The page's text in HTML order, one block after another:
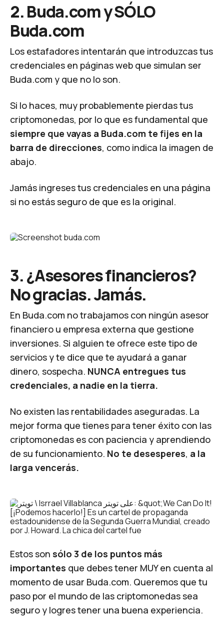
2. Buda.com y SÓLO
Buda.com
Los estafadores intentarán que introduzcas tus
credenciales en páginas web que simulan ser
Buda.com y que no lo son.
Si lo haces, muy probablemente pierdas tus
criptomonedas, por lo que es fundamental que
siempre que vayas a Buda.com te fijes en la
barra de direcciones, como indica la imagen de
abajo.
Jamás ingreses tus credenciales en una página
si no estás seguro de que es la original.
3. ¿Asesores financieros?
No gracias. Jamás.
En Buda.com no trabajamos con ningún asesor
financiero u empresa externa que gestione
inversiones. Si alguien te ofrece este tipo de
servicios y te dice que te ayudará a ganar
dinero, sospecha. NUNCA entregues tus
credenciales, a nadie en la tierra.
No existen las rentabilidades aseguradas. La
mejor forma que tienes para tener éxito con las
criptomonedas es con paciencia y aprendiendo
de su funcionamiento. No te desesperes, a la
larga vencerás.
Estos son sólo 3 de los puntos más
importantes que debes tener MUY en cuenta al
momento de usar Buda.com. Queremos que tu
paso por el mundo de las criptomonedas sea
seguro y logres tener una buena experiencia.